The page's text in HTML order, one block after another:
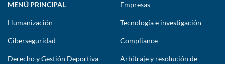
MENÚ PRINCIPAL
Humanización
Ciberseguridad
Derecho y Gestión Deportiva
Empresas
Tecnología e investigación
Compliance
Arbitraje y resolución de